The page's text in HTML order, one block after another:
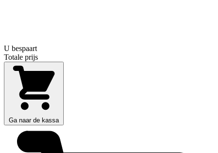
U bespaart
Totale prijs
Ga naar de kassa